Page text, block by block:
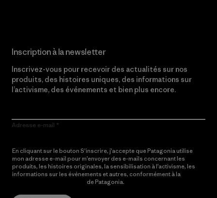
Inscription à la newsletter
Inscrivez-vous pour recevoir des actualités sur nos
produits, des histoires uniques, des informations sur
l’activisme, des événements et bien plus encore.
Adresse e-mail
En cliquant sur le bouton S’inscrire, j’accepte que Patagonia utilise
mon adresse e-mail pour m’envoyer des e-mails concernant les
produits, les histoires originales, la sensibilisation à l’activisme, les
informations sur les événements et autres, conformément à la
de Patagonia.